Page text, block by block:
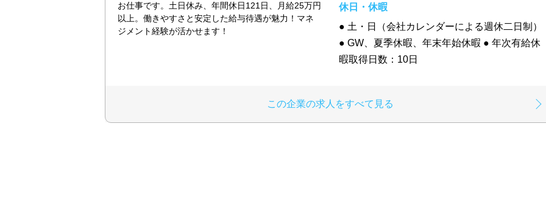
お仕事です。土日休み、年間休日121日、月給25万円
以上。働きやすさと安定した給与待遇が魅力！マネ
ジメント経験が活かせます！
休日・休暇
● 土・日（会社カレンダーによる週休二日制）
● GW、夏季休暇、年末年始休暇 ● 年次有給休
暇取得日数：10日
この企業の求人をすべて見る